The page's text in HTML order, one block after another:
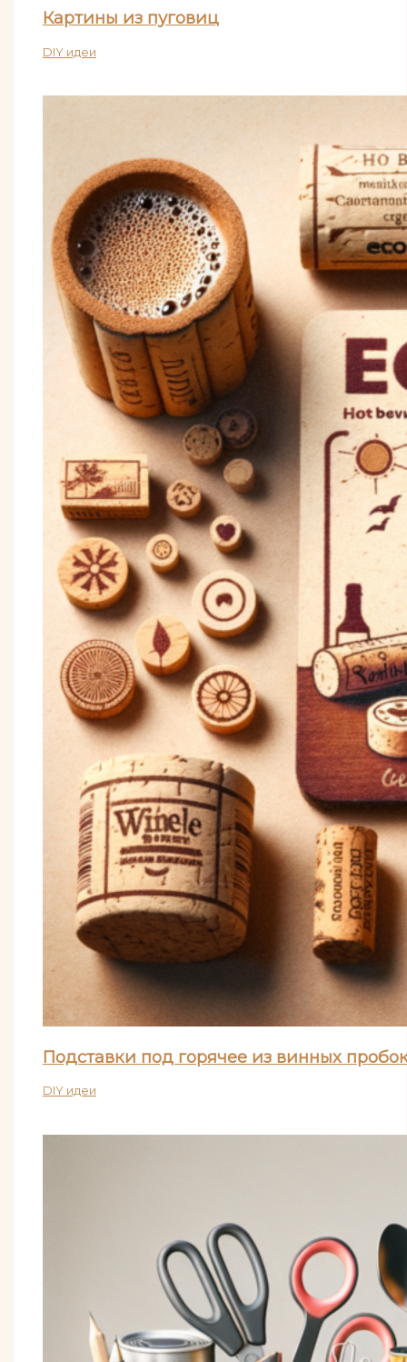
Картины из пуговиц
DIY идеи
Подставки под горячее из винных
DIY идеи